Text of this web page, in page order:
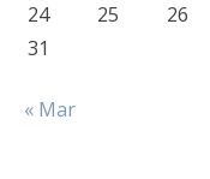
24
25 26
31
« Mar